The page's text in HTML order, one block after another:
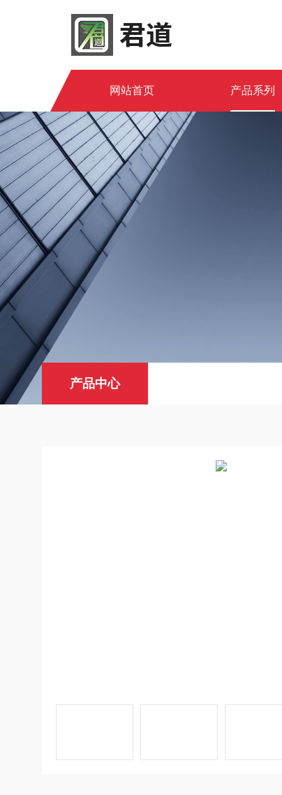
网站首页 产品系列
产品中心